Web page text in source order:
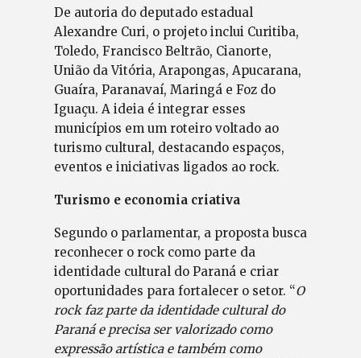
De autoria do deputado estadual
Alexandre Curi, o projeto inclui Curitiba,
Toledo, Francisco Beltrão, Cianorte,
União da Vitória, Arapongas, Apucarana,
Guaíra, Paranavaí, Maringá e Foz do
Iguaçu. A ideia é integrar esses
municípios em um roteiro voltado ao
turismo cultural, destacando espaços,
eventos e iniciativas ligados ao rock.
Turismo e economia criativa
Segundo o parlamentar, a proposta busca
reconhecer o rock como parte da
identidade cultural do Paraná e criar
oportunidades para fortalecer o setor. “O
rock faz parte da identidade cultural do
Paraná e precisa ser valorizado como
expressão artística e também como